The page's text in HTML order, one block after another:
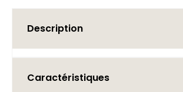
Description
Caractéristiques